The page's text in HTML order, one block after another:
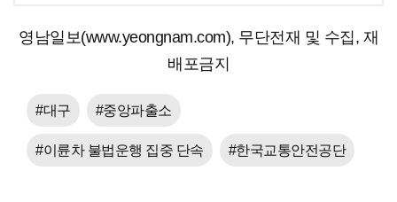
영남일보(www.yeongnam.com), 무단전재 및 수집, 재
배포금지
#대구 #중앙파출소
#이륜차 불법운행 집중 단속 #한국교통안전공단